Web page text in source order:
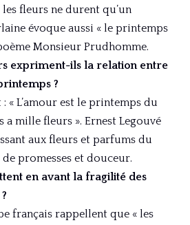
fleurs ne durent qu’un
évoque aussi « le printemps
Monsieur Prudhomme.
expriment-ils la relation entre
?
« L’amour est le printemps du
mille fleurs ». Ernest Legouvé
aux fleurs et parfums du
promesses et douceur.
en avant la fragilité des
français rappellent que « les